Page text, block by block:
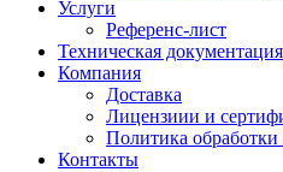
Услуги
Референс-лист
Техническая документация
Компания
Доставка
Лицензиии и
Политика
Контакты